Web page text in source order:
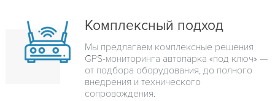
Комплексный подход
Мы предлагаем комплексные решения
GPS-мониторинга автопарка «под ключ» —
от подбора оборудования, до полного
внедрения и технического
сопровождения.